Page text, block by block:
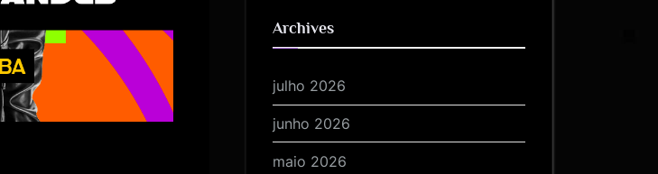
Archives
julho 2026
junho 2026
maio 2026